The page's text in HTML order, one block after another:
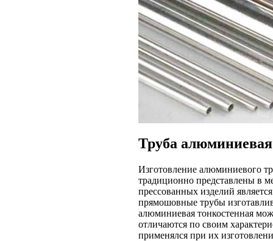
Труба алюминиевая
Изготовление алюминиевого
традиционно представлены в
прессованных изделий
прямошовные трубы
алюминиевая тонкостенная
отличаются по своим
применялся при их